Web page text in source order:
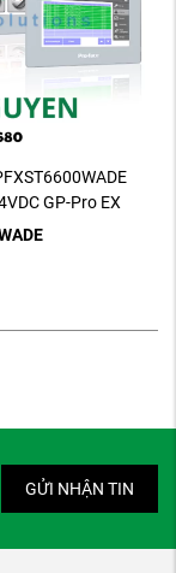
GP-Pro EX
GỬI NHẬN TIN